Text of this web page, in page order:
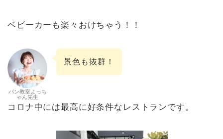
ベビーカーも楽々おけちゃう！！
パン教室よっち
ゃん先生
景色も抜群！
コロナ中には最高に好条件なレストランです。